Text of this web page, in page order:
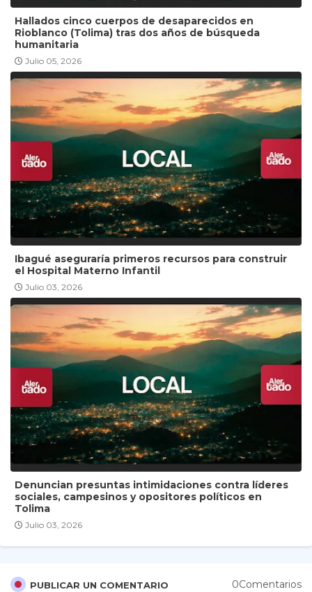
Hallados cinco cuerpos de desaparecidos en
Rioblanco (Tolima) tras dos años de búsqueda
humanitaria
Julio 05, 2026
Ibagué aseguraría primeros recursos para construir
el Hospital Materno Infantil
Julio 03, 2026
Denuncian presuntas intimidaciones contra líderes
sociales, campesinos y opositores políticos en
Tolima
Julio 03, 2026
PUBLICAR UN COMENTARIO 0Comentarios